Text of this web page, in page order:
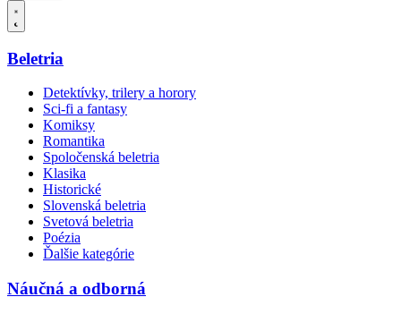
Beletria
Detektívky, trilery a horory
Sci-fi a fantasy
Komiksy
Romantika
Spoločenská beletria
Klasika
Historické
Slovenská beletria
Svetová beletria
Poézia
Ďalšie kategórie
Náučná a odborná